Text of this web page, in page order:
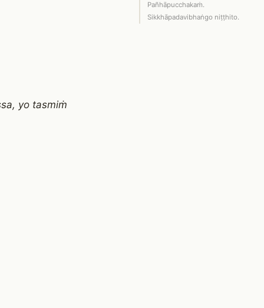
Pañhāpucchakaṁ.
Sikkhāpadavibhaṅgo niṭṭhito.
yo tasmiṁ